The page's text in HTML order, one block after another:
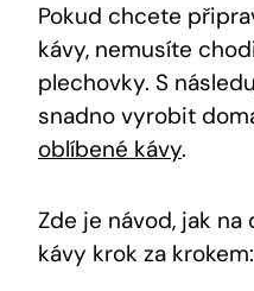
Pokud chcete
kávy, nemusíte
plechovky. S
snadno vyrobit
oblíbené kávy.
Zde je návod, jak
kávy krok za krokem: